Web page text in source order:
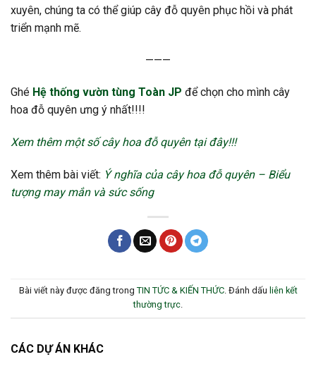
xuyên, chúng ta có thể giúp cây đỗ quyên phục hồi và phát
triển mạnh mẽ.
———
Ghé Hệ thống vườn tùng Toàn JP để chọn cho mình cây
hoa đỗ quyên ưng ý nhất!!!!
Xem thêm một số cây hoa đỗ quyên tại đây!!!
Xem thêm bài viết: Ý nghĩa của cây hoa đỗ quyên – Biểu
tượng may mắn và sức sống
Bài viết này được đăng trong TIN TỨC & KIẾN THỨC. Đánh dấu liên kết
thường trực.
CÁC DỰ ÁN KHÁC